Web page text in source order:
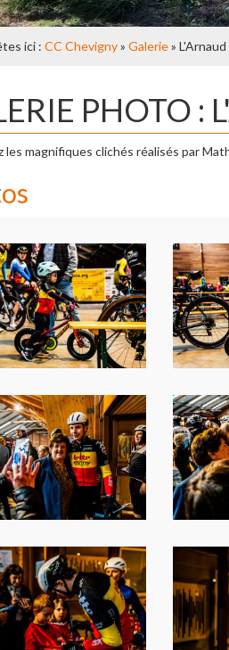
ici : CC Chevigny» Galerie»
PHOTO :
les magnifiques clichés réalisés par